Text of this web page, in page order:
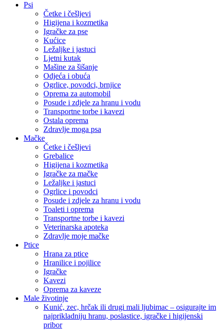
Psi
Četke i češljevi
Higijena i kozmetika
Igračke za pse
Kućice
Ležaljke i jastuci
Ljetni kutak
Mašine za šišanje
Odjeća i obuća
Ogrlice, povodci, brnjice
Oprema za automobil
Posude i zdjele za hranu i vodu
Transportne torbe i kavezi
Ostala oprema
Zdravlje moga psa
Mačke
Četke i češljevi
Grebalice
Higijena i kozmetika
Igračke za mačke
Ležaljke i jastuci
Ogrlice i povodci
Posude i zdjele za hranu i vodu
Toaleti i oprema
Transportne torbe i kavezi
Veterinarska apoteka
Zdravlje moje mačke
Ptice
Hrana za ptice
Hranilice i pojilice
Igračke
Kavezi
Oprema za kaveze
Male životinje
Kunić, zec, hrčak ili drugi mali ljubimac – osigurajte im
najprikladniju hranu, poslastice, igračke i higijenski
pribor